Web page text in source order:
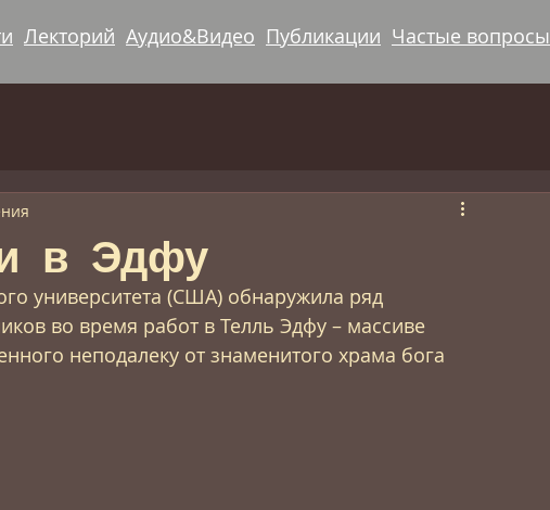
Лекторий Аудио&Видео Публикации Частые вопросы
в Эдфу
университета (США) обнаружила ряд
во время работ в Телль Эдфу – массиве
неподалеку от знаменитого храма бога